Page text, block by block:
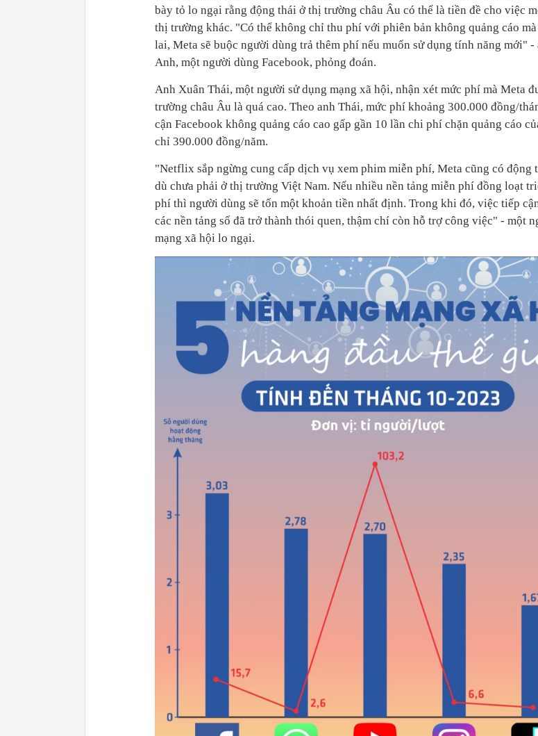
bày tỏ lo ngại rằng động thái ở thị trường châu Âu có thể là tiền đề cho việc
thị trường khác. "Có thể không chỉ thu phí với phiên bản không quảng cáo
lai, Meta sẽ buộc người dùng trả thêm phí nếu muốn sử dụng tính năng mới" -
Anh, một người dùng Facebook, phỏng đoán.
Anh Xuân Thái, một người sử dụng mạng xã hội, nhận xét mức phí mà Meta
trường châu Âu là quá cao. Theo anh Thái, mức phí khoảng 300.000 đồng/
cận Facebook không quảng cáo cao gấp gần 10 lần chi phí chặn quảng cáo
chỉ 390.000 đồng/năm.
"Netflix sắp ngừng cung cấp dịch vụ xem phim miễn phí, Meta cũng có động
dù chưa phải ở thị trường Việt Nam. Nếu nhiều nền tảng miễn phí đồng loạt
phí thì người dùng sẽ tốn một khoản tiền nhất định. Trong khi đó, việc tiếp
các nền tảng số đã trở thành thói quen, thậm chí còn hỗ trợ công việc" - một
mạng xã hội lo ngại.